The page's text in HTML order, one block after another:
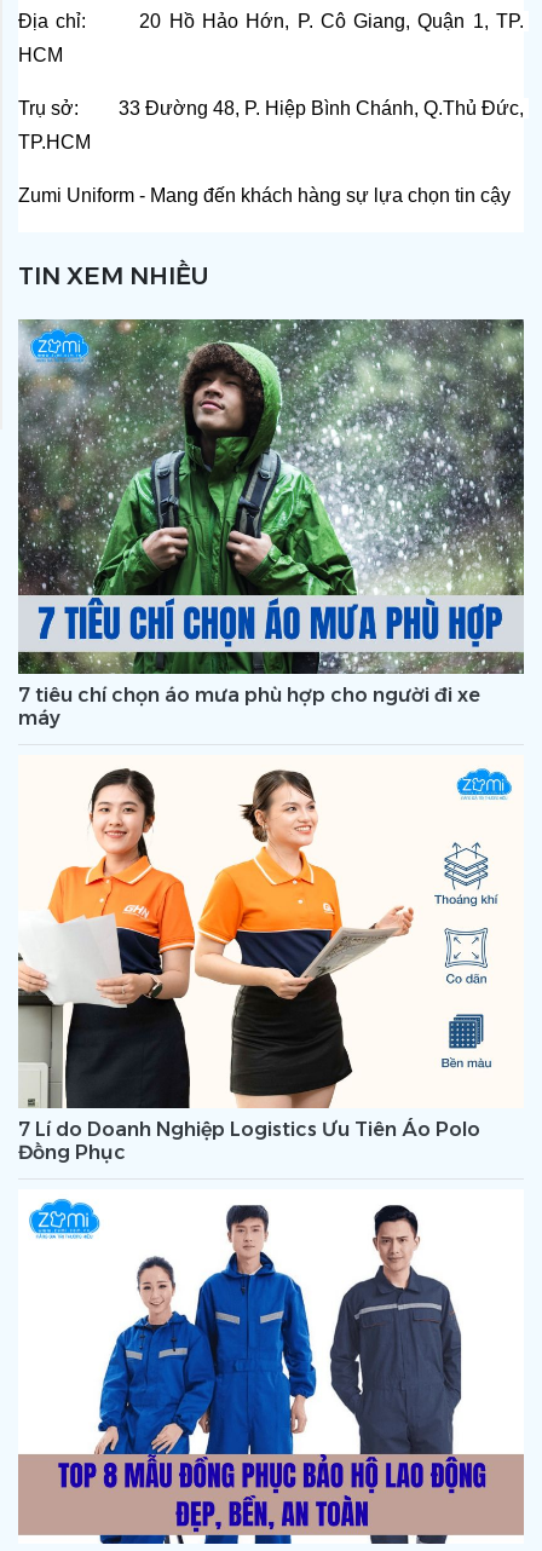
TIN XEM NHIỀU
7 tiêu chí chọn áo mưa phù hợp cho người đi xe
máy
7 Lí do Doanh Nghiệp Logistics Ưu Tiên Áo Polo
Đồng Phục
Địa chỉ:       20 Hồ Hảo Hớn, P. Cô Giang, Quận 1, TP.
HCM
Trụ sở:        33 Đường 48, P. Hiệp Bình Chánh, Q.Thủ Đức,
TP.HCM
Zumi Uniform - Mang đến khách hàng sự lựa chọn tin cậy